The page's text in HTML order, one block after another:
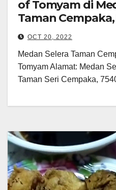
of Tomyam di
Taman
OCT 20, 2022
Medan Selera Taman
Tomyam Alamat: Medan
Taman Seri Cempaka,